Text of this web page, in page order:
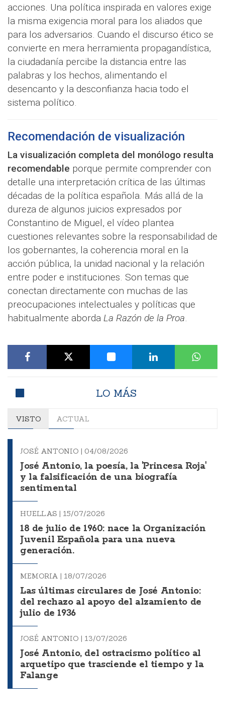
acciones. Una política inspirada en valores exige
la misma exigencia moral para los aliados que
para los adversarios. Cuando el discurso ético se
convierte en mera herramienta propagandística,
la ciudadanía percibe la distancia entre las
palabras y los hechos, alimentando el
desencanto y la desconfianza hacia todo el
sistema político.
Recomendación de visualización
La visualización completa del monólogo resulta
recomendable porque permite comprender con
detalle una interpretación crítica de las últimas
décadas de la política española. Más allá de la
dureza de algunos juicios expresados por
Constantino de Miguel, el vídeo plantea
cuestiones relevantes sobre la responsabilidad de
los gobernantes, la coherencia moral en la
acción pública, la unidad nacional y la relación
entre poder e instituciones. Son temas que
conectan directamente con muchas de las
preocupaciones intelectuales y políticas que
habitualmente aborda La Razón de la Proa.
LO MÁS
VISTO ACTUAL
JOSÉ ANTONIO | 04/08/2026
José Antonio, la poesía, la 'Princesa Roja'
y la falsificación de una biografía
sentimental
HUELLAS | 15/07/2026
18 de julio de 1960: nace la Organización
Juvenil Española para una nueva
generación.
MEMORIA | 18/07/2026
Las últimas circulares de José Antonio:
del rechazo al apoyo del alzamiento de
julio de 1936
JOSÉ ANTONIO | 13/07/2026
José Antonio, del ostracismo político al
arquetipo que trasciende el tiempo y la
Falange